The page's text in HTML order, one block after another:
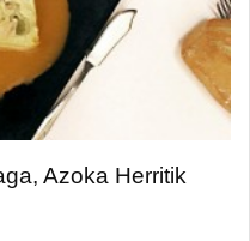
Azoka Herritik